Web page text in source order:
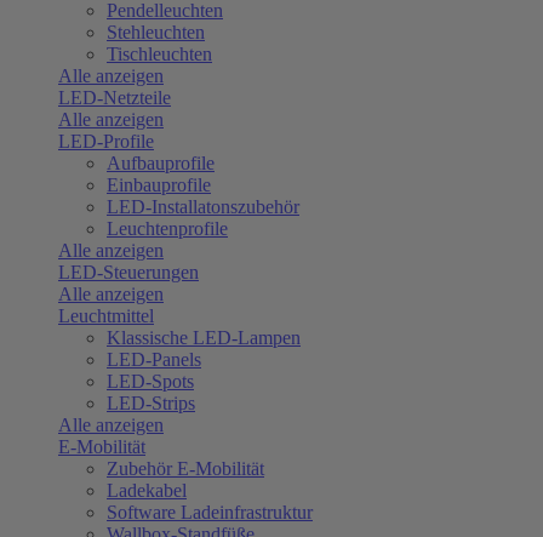
Pendelleuchten
Stehleuchten
Tischleuchten
Alle anzeigen
LED-Netzteile
Alle anzeigen
LED-Profile
Aufbauprofile
Einbauprofile
LED-Installatonszubehör
Leuchtenprofile
Alle anzeigen
LED-Steuerungen
Alle anzeigen
Leuchtmittel
Klassische LED-Lampen
LED-Panels
LED-Spots
LED-Strips
Alle anzeigen
E-Mobilität
Zubehör E-Mobilität
Ladekabel
Software Ladeinfrastruktur